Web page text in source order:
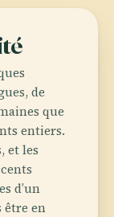
de
que
entiers.
et les
d’un
être en